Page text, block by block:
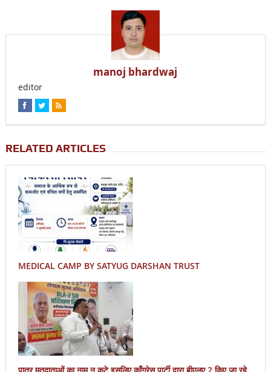
manoj bhardwaj
editor
RELATED ARTICLES
MEDICAL CAMP BY SATYUG DARSHAN TRUST